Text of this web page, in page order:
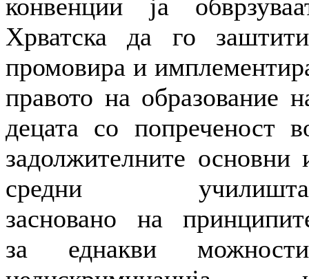
конвенции ја
Хрватска да го
промовира и
правото на образование
децата со попреченост
задолжителните основни
средни
засновано на
за еднакви